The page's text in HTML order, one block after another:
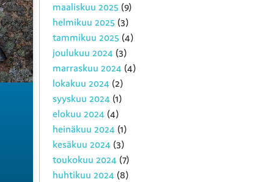
maaliskuu 2025 (9)
helmikuu 2025 (3)
tammikuu 2025 (4)
joulukuu 2024 (3)
marraskuu 2024 (4)
lokakuu 2024 (2)
syyskuu 2024 (1)
elokuu 2024 (4)
heinäkuu 2024 (1)
kesäkuu 2024 (3)
toukokuu 2024 (7)
huhtikuu 2024 (8)